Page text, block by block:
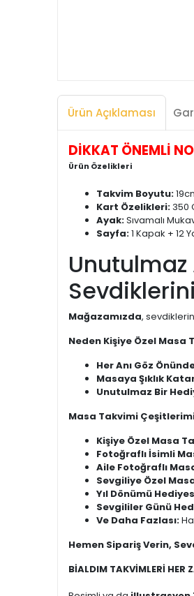
Ürün Açıklaması
DİKKAT ÖNEMLİ
Ürün Özelikleri
Takvim Boyutu:
Kart Özelikleri:350
Ayak:Sıvamalı
Sayfa:1 Kapak + 12
Unutulmaz
Mağazamızda,
Neden Kişiye Özel Masa
Her Anı Göz
Masaya Şıklık
Unutulmaz Bir
Masa Takvimi
Kişiye Özel Masa
Fotoğraflı İsimli
Aile Fotoğraflı
Sevgiliye Özel
Yıl Dönümü
Sevgililer Günü
Ve Daha Fazlası:
Hemen Sipariş Verin,
BİALDIM TAKVİMLERİ HER